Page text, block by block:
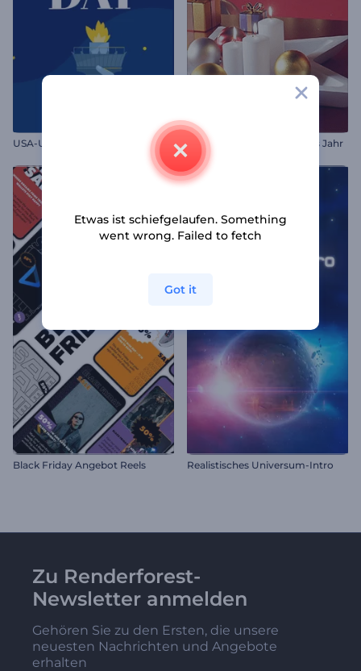
USA-Unabhängigkeitstag Animationen Willkommen Frohes Neues Jahr
Black Friday Angebot Reels Realistisches Universum-Intro
Zu Renderforest-
Newsletter anmelden
Gehören Sie zu den Ersten, die unsere
neuesten Nachrichten und Angebote
erhalten
Etwas ist schiefgelaufen. Something
went wrong. Failed to fetch
Got it